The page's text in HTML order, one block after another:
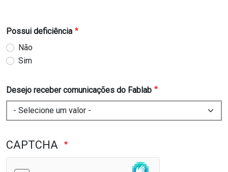
Possui deficiência
Não
Sim
Desejo receber comunicações do Fablab
CAPTCHA